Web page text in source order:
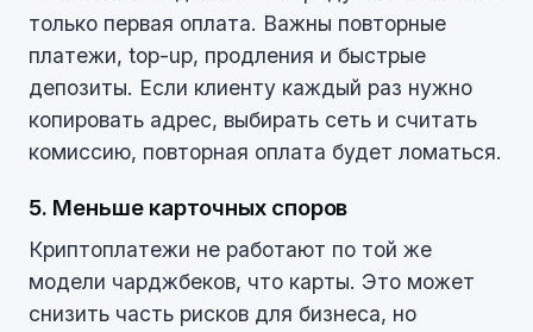
только первая оплата. Важны повторные
платежи, top-up, продления и быстрые
депозиты. Если клиенту каждый раз нужно
копировать адрес, выбирать сеть и считать
комиссию, повторная оплата будет ломаться.
5. Меньше карточных споров
Криптоплатежи не работают по той же
модели чарджбеков, что карты. Это может
снизить часть рисков для бизнеса, но